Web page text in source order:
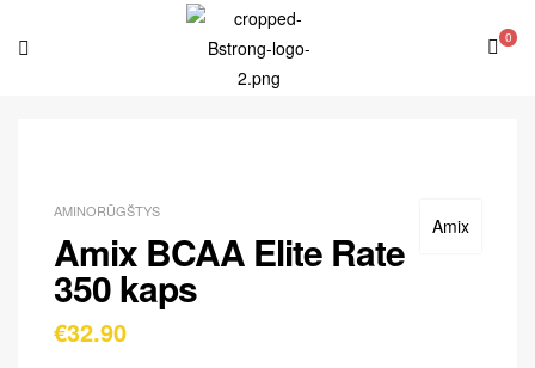
0
Amix
AMINORŪGŠTYS
Amix BCAA Elite Rate
350 kaps
€32.90